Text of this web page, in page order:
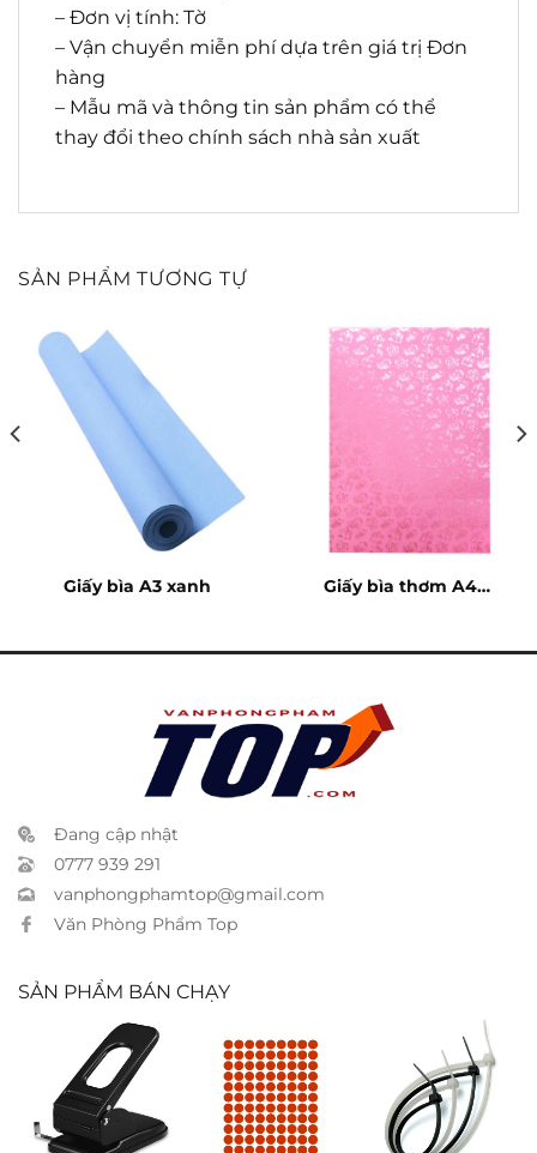
– Đơn vị tính: Tờ
– Vận chuyển miễn phí dựa trên giá trị Đơn
hàng
– Mẫu mã và thông tin sản phẩm có thể
thay đổi theo chính sách nhà sản xuất
SẢN PHẨM TƯƠNG TỰ
Giấy bìa A3 xanh
Giấy bìa thơm A4
Đang cập nhật
0777 939 291
vanphongphamtop@gmail.com
Văn Phòng Phẩm Top
SẢN PHẨM BÁN CHẠY
Bấm 2 lổ Kwtrio
9670 – 70 tờ
Nhãn decal
tròn cam 9×12
Dây rút nhựa
25cm